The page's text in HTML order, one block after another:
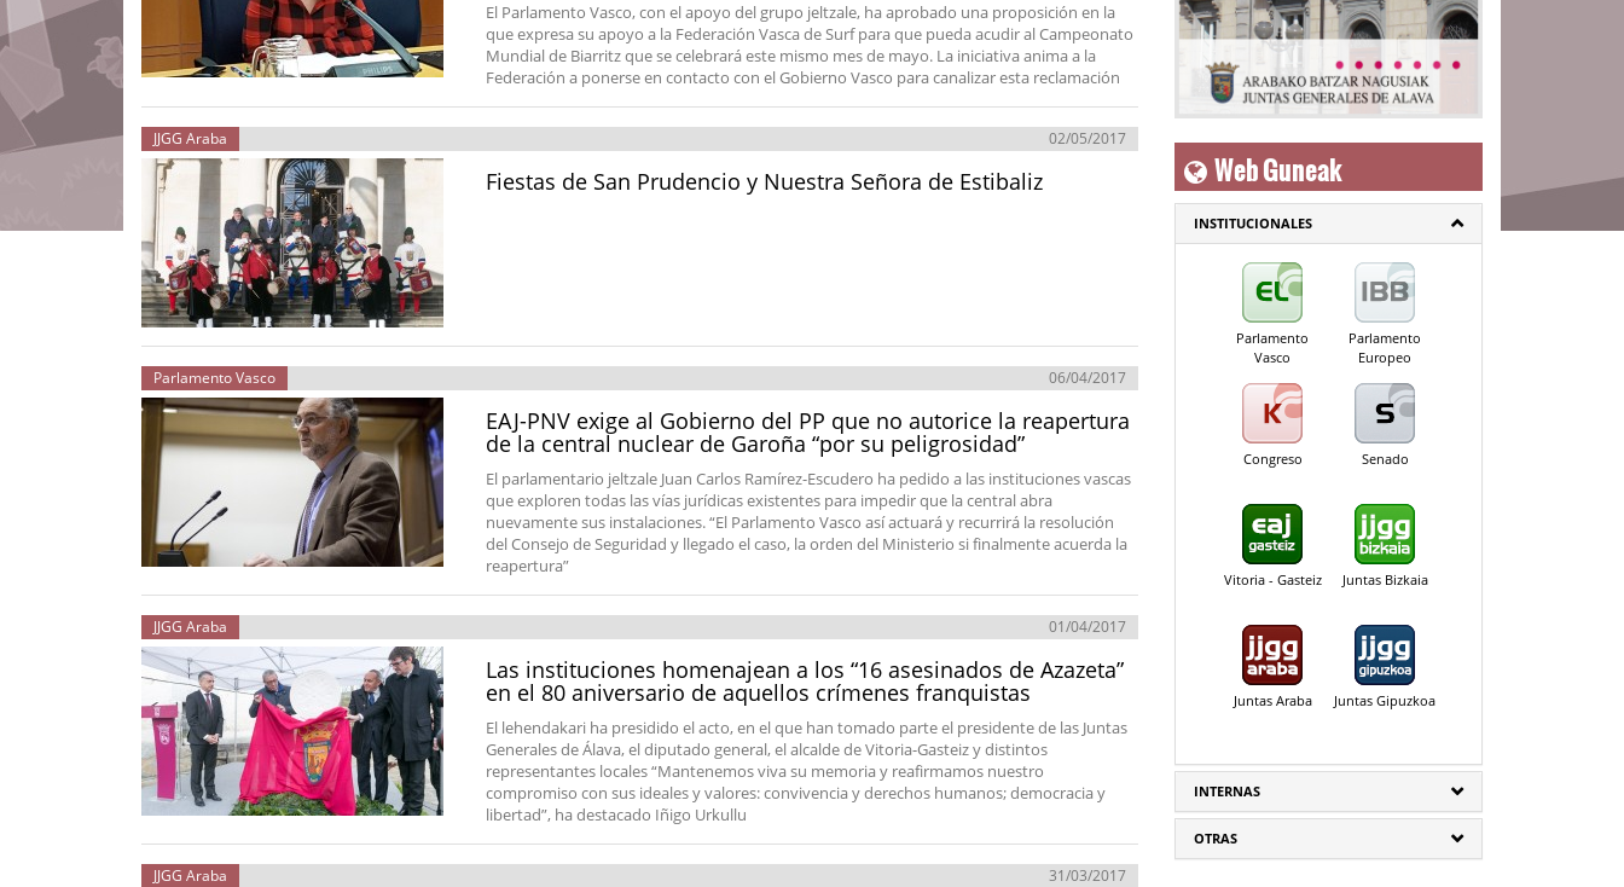
El Parlamento Vasco, con el apoyo del grupo jeltzale, ha aprobado una proposición en la
que expresa su apoyo a la Federación Vasca de Surf para que pueda acudir al Campeonato
Mundial de Biarritz que se celebrará este mismo mes de mayo. La iniciativa anima a la
Federación a ponerse en contacto con el Gobierno Vasco para canalizar esta reclamación
JJGG Araba 02/05/2017
Fiestas de San Prudencio y Nuestra Señora de Estibaliz
Parlamento Vasco 06/04/2017
EAJ-PNV exige al Gobierno del PP que no autorice la reapertura
de la central nuclear de Garoña “por su peligrosidad”
El parlamentario jeltzale Juan Carlos Ramírez-Escudero ha pedido a las instituciones vascas
que exploren todas las vías jurídicas existentes para impedir que la central abra
nuevamente sus instalaciones. “El Parlamento Vasco así actuará y recurrirá la resolución
del Consejo de Seguridad y llegado el caso, la orden del Ministerio si finalmente acuerda la
reapertura”
JJGG Araba 01/04/2017
Las instituciones homenajean a los “16 asesinados de Azazeta”
en el 80 aniversario de aquellos crímenes franquistas
El lehendakari ha presidido el acto, en el que han tomado parte el presidente de las Juntas
Generales de Álava, el diputado general, el alcalde de Vitoria-Gasteiz y distintos
representantes locales “Mantenemos viva su memoria y reafirmamos nuestro
compromiso con sus ideales y valores: convivencia y derechos humanos; democracia y
libertad”, ha destacado Iñigo Urkullu
JJGG Araba 31/03/2017
Web Guneak
INSTITUCIONALES
Parlamento
Vasco
Parlamento
Europeo
Congreso Senado
Vitoria - Gasteiz Juntas Bizkaia
Juntas Araba Juntas Gipuzkoa
INTERNAS
OTRAS